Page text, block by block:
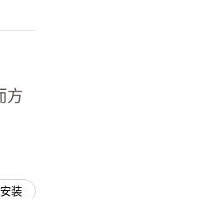
方
安装